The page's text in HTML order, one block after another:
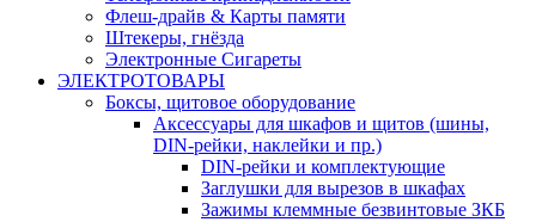
Флеш-драйв & Карты памяти
Штекеры, гнёзда
Электронные Сигареты
ЭЛЕКТРОТОВАРЫ
Боксы, щитовое оборудование
Аксессуары для шкафов и щитов (шины,
DIN-рейки, наклейки и пр.)
DIN-рейки и комплектующие
Заглушки для вырезов в шкафах
Зажимы клеммные безвинтовые ЗКБ